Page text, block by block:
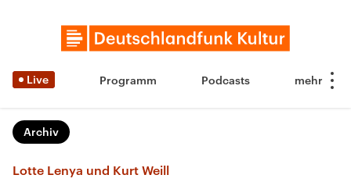
Live Programm Podcasts
Archiv
Lotte Lenya und Kurt Weill